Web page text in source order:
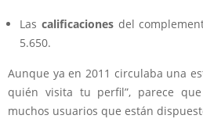
Las calificaciones del
5.650.
Aunque ya en 2011 circulaba una
quién visita tu perfil”, parece
muchos usuarios que están